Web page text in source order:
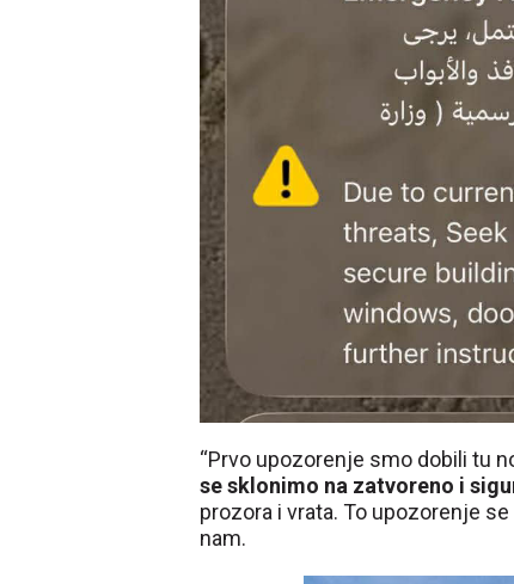
“Prvo upozorenje smo dobili tu
se sklonimo na zatvoreno i
prozora i vrata. To upozorenje
nam.